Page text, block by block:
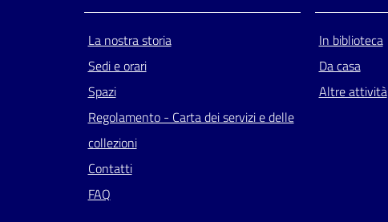
La nostra storia
Sedi e orari
Spazi
Regolamento - Carta dei servizi e delle
collezioni
Contatti
FAQ
In biblioteca
Da casa
Altre attività